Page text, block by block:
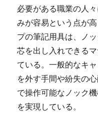
必要がある職業の人
みが容易という点が
プの筆記用具は、ノ
芯を出し入れできる
ている。一般的なキ
を外す手間や紛失の
で操作可能なノック
を実現している。